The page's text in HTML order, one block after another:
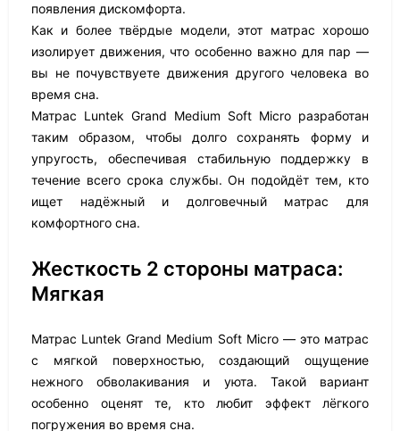
появления дискомфорта.
Как и более твёрдые модели, этот матрас хорошо
изолирует движения, что особенно важно для пар —
вы не почувствуете движения другого человека во
время сна.
Матрас Luntek Grand Medium Soft Micro разработан
таким образом, чтобы долго сохранять форму и
упругость, обеспечивая стабильную поддержку в
течение всего срока службы. Он подойдёт тем, кто
ищет надёжный и долговечный матрас для
комфортного сна.
Жесткость 2 стороны матраса:
Мягкая
Матрас Luntek Grand Medium Soft Micro — это матрас
с мягкой поверхностью, создающий ощущение
нежного обволакивания и уюта. Такой вариант
особенно оценят те, кто любит эффект лёгкого
погружения во время сна.